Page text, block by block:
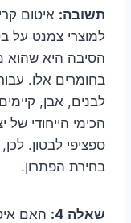
תשובה: איטום
למוצרי צמנט על
הסיבה היא שהוא
בחומרים אלו.
לבנים, אבן,
הכימי הייחודי של
ספציפי לבטון.
בחירת הפתרון.
שאלה 4:
האם